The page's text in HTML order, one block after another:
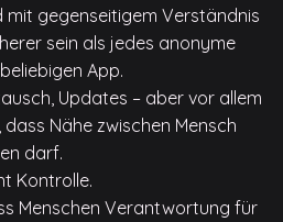
mit gegenseitigem Verständnis
sein als jedes anonyme
App.
Updates – aber vor allem
Nähe zwischen Mensch
darf.
Kontrolle.
Menschen Verantwortung für